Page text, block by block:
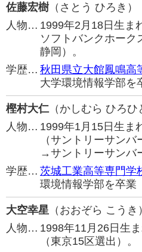
佐藤宏樹（さとう ひろき）
人物… 1999年2月18日生ま
ソフトバンクホー
静岡）。
学歴… 秋田県立大館鳳鳴高
大学環境情報学部を
樫村大仁（かしむら ひろひ
人物… 1999年1月15日生ま
（サントリーサン
→サントリーサンバ
学歴… 茨城工業高等専門学
環境情報学部を卒業
大空幸星 （おおぞら こうき）
人物… 1998年11月26日生
（東京15区選出）。